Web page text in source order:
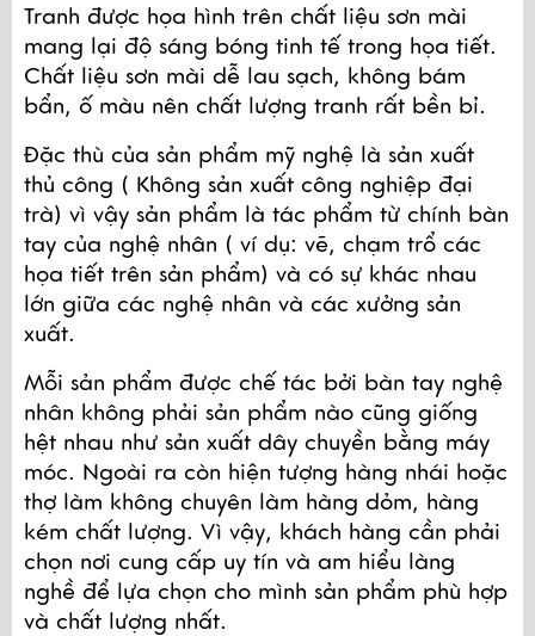
Tranh được họa hình trên chất liệu sơn mài
mang lại độ sáng bóng tinh tế trong họa tiết.
Chất liệu sơn mài dễ lau sạch, không bám
bẩn, ố màu nên chất lượng tranh rất bền bỉ.
Đặc thù của sản phẩm mỹ nghệ là sản xuất
thủ công ( Không sản xuất công nghiệp đại
trà) vì vậy sản phẩm là tác phẩm từ chính bàn
tay của nghệ nhân ( ví dụ: vẽ, chạm trổ các
họa tiết trên sản phẩm) và có sự khác nhau
lớn giữa các nghệ nhân và các xưởng sản
xuất.
Mỗi sản phẩm được chế tác bởi bàn tay nghệ
nhân không phải sản phẩm nào cũng giống
hệt nhau như sản xuất dây chuyền bằng máy
móc. Ngoài ra còn hiện tượng hàng nhái hoặc
thợ làm không chuyên làm hàng dỏm, hàng
kém chất lượng. Vì vậy, khách hàng cần phải
chọn nơi cung cấp uy tín và am hiểu làng
nghề để lựa chọn cho mình sản phẩm phù hợp
và chất lượng nhất.